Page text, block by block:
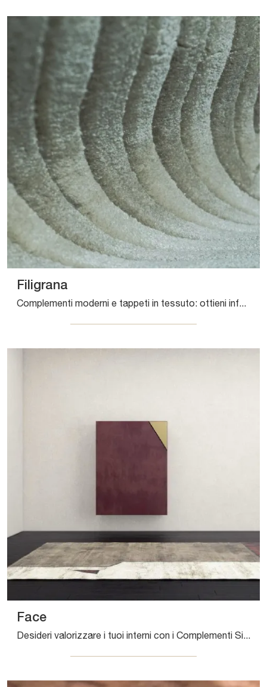
Filigrana
Complementi moderni e tappeti in tessuto: ottieni informazioni sul modello Filigrana di Sirecom e potrai completare i tuoi locali.
Face
Desideri valorizzare i tuoi interni con i Complementi Sirecom? Ti presentiamo diversi modelli di tappeti in tessuto come Face.